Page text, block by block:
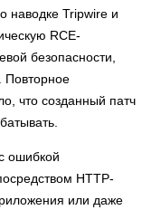
наводке Tripwire и
RCE-
безопасности,
Повторное
что созданный патч
ошибкой
HTTP-
или даже